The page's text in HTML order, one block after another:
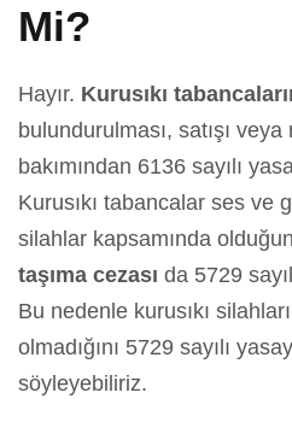
Mi?
Hayır. Kurusıkı
bulundurulması, satışı
bakımından 6136 sayılı
Kurusıkı tabancalar ses ve
silahlar kapsamında
taşıma cezası da 5729
Bu nedenle kurusıkı
olmadığını 5729 sayılı
söyleyebiliriz.